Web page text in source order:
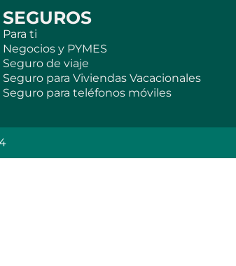
SEGUROS
Para ti
Negocios y PYMES
Seguro de viaje
Seguro para Viviendas Vacacionales
Seguro para teléfonos móviles